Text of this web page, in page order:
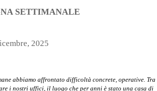
SETTIMANALE
2025
abbiamo affrontato difficoltà concrete, operative. Tra
i nostri uffici, il luogo che per anni è stato una casa di